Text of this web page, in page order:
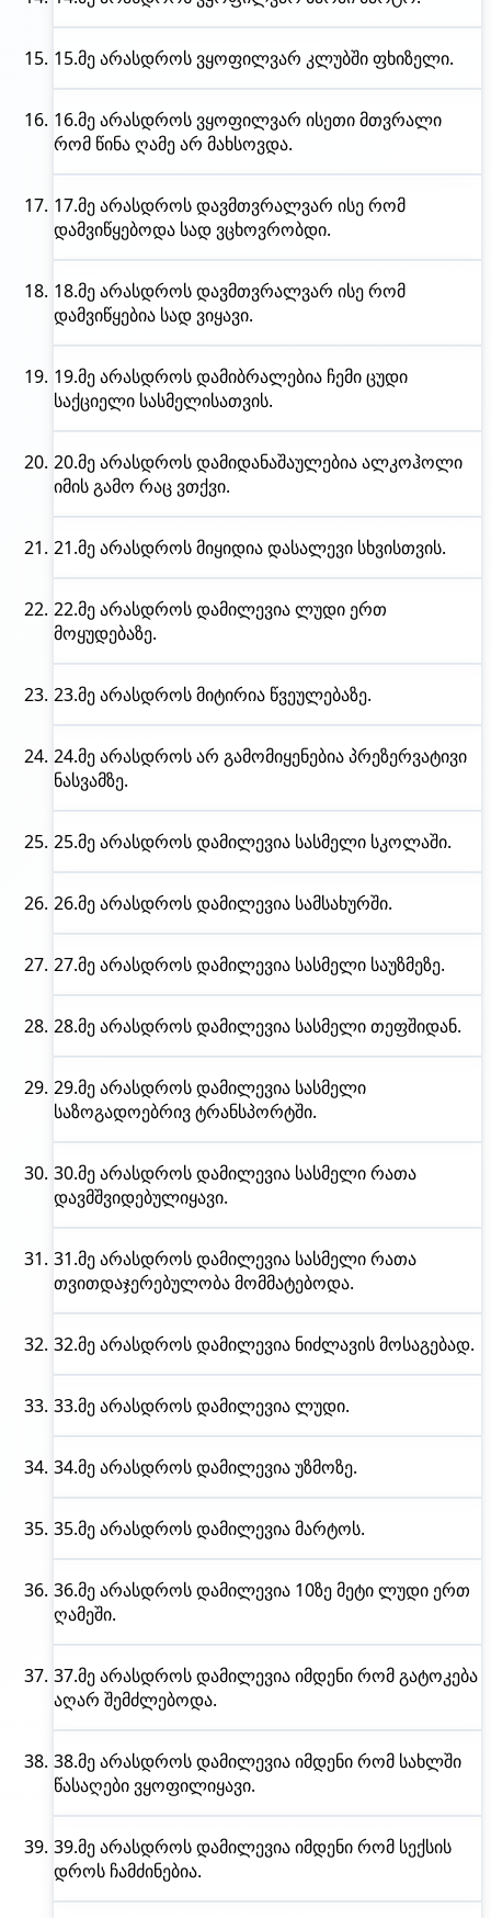
15.მე არასდროს ვყოფილვარ კლუბში ფხიზელი.
16.მე არასდროს ვყოფილვარ ისეთი მთვრალი
რომ წინა ღამე არ მახსოვდა.
17.მე არასდროსდავმთვრალვარ ისე რომ
დამვიწყებოდა სად ვცხოვრობდი.
18.მე არასდროსდავმთვრალვარ ისე რომ
დამვიწყებია სად ვიყავი.
19.მე არასდროსდამიბრალებია ჩემი ცუდი
საქციელი სასმელისათვის.
20.მე არასდროსდამიდანაშაულებია ალკოჰოლი
იმის გამო რაც ვთქვი.
21.მე არასდროსმიყიდია დასალევი სხვისთვის.
22.მე არასდროსდამილევია ლუდი ერთ
მოყუდებაზე.
23.მე არასდროსმიტირია წვეულებაზე.
24.მე არასდროსარ გამომიყენებია პრეზერვატივი
ნასვამზე.
25.მე არასდროსდამილევია სასმელი სკოლაში.
26.მე არასდროსდამილევია სამსახურში.
27.მე არასდროსდამილევია სასმელი საუზმეზე.
28.მე არასდროსდამილევია სასმელი თეფშიდან.
29.მე არასდროსდამილევია სასმელი
საზოგადოებრივ ტრანსპორტში.
30.მე არასდროსდამილევია სასმელი რათა
დავმშვიდებულიყავი.
31.მე არასდროსდამილევია სასმელი რათა
თვითდაჯერებულობა მომმატებოდა.
32.მე არასდროსდამილევია ნიძლავის მოსაგებად.
33.მე არასდროსდამილევია ლუდი.
34.მე არასდროსდამილევია უზმოზე.
35.მე არასდროსდამილევია მარტოს.
36.მე არასდროსდამილევია 10ზე მეტი ლუდი ერთ
ღამეში.
37.მე არასდროსდამილევია იმდენი რომ გატოკება
აღარ შემძლებოდა.
38.მე არასდროსდამილევია იმდენი რომ სახლში
წასაღები ვყოფილიყავი.
39.მე არასდროსდამილევია იმდენი რომ სექსის
დროს ჩამძინებია.